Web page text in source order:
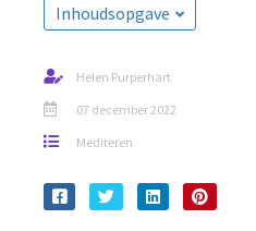
Inhoudsopgave
Helen Purperhart
07 december 2022
Mediteren